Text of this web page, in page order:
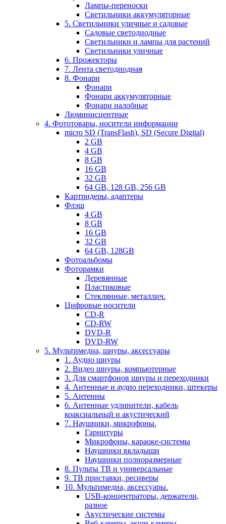
Лампы-переноски
Светильники аккумуляторные
5. Светильники уличные и садовые
Садовые светодиодные
Светильники и лампы для растений
Светильники уличные
6. Прожекторы
7. Лента светодиодная
8. Фонари
Фонари
Фонари аккумуляторные
Фонари налобные
Люминисцентные
4. Фототовары, носители информации
micro SD (TransFlash), SD (Secure Digital)
2 GB
4 GB
8 GB
16 GB
32 GB
64 GB, 128 GB, 256 GB
Картридеры, адаптеры
Флэш
4 GB
8 GB
16 GB
32 GB
64 GB, 128GB
Фотоальбомы
Фоторамки
Деревянные
Пластиковые
Стеклянные, металлич.
Цифровые носители
CD-R
CD-RW
DVD-R
DVD-RW
5. Мультимедиа, шнуры, аксессуары
1. Аудио шнуры
2. Видео шнуры, компьютерные
3. Для смартфонов шнуры и переходники
4. Антенные и аудио переходники, штекеры
5. Антенны
6. Антенные удлинители, кабель
коаксиальный и акустический
7. Наушники, микрофоны.
Гарнитуры
Микрофоны, караоке-системы
Наушники вкладыши
Наушники полноразмерные
8. Пульты ТВ и универсальные
9. ТВ приставки, ресиверы
10. Мультимедиа, аксессуары.
USB-концентраторы, держатели,
разное
Акустические системы